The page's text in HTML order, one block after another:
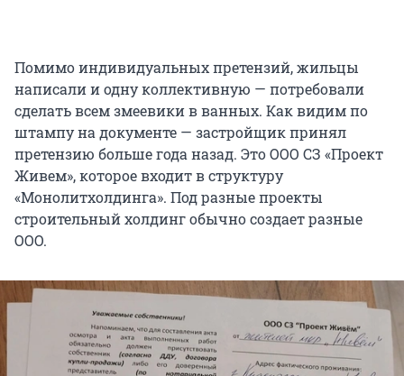
Помимо индивидуальных претензий, жильцы
написали и одну коллективную — потребовали
сделать всем змеевики в ванных. Как видим по
штампу на документе — застройщик принял
претензию больше года назад. Это ООО СЗ «Проект
Живем», которое входит в структуру
«Монолитхолдинга». Под разные проекты
строительный холдинг обычно создает разные
ООО.